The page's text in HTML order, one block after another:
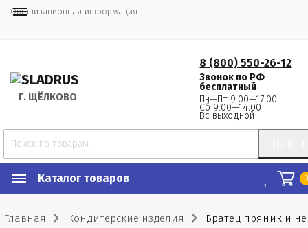
Организационная информация
Г. ЩЁЛКОВО
8 (800) 550-26-12
Звонок по РФ
бесплатный
Пн—Пт 9:00—17:00
Сб 9:00—14:00
Вс выходной
Каталог товаров
Главная Кондитерские изделия Братец пряник и не